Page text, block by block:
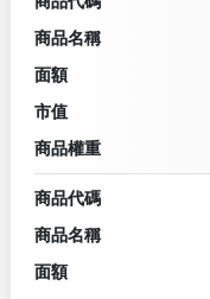
商品名稱
面額
市值
商品權重
商品代碼
商品名稱
面額